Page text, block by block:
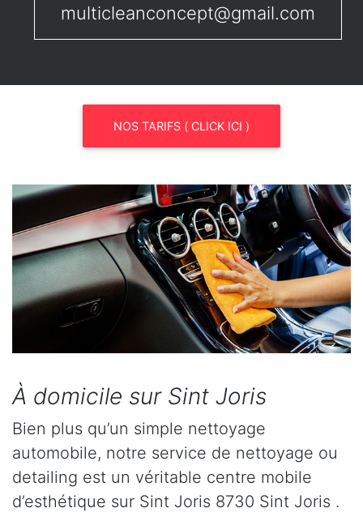
multicleanconcept@gmail.com
NOS TARIFS ( CLICK ICI )
À domicile sur Sint Joris
Bien plus qu’un simple nettoyage
automobile, notre service de nettoyage ou
detailing est un véritable centre mobile
d’esthétique sur Sint Joris 8730 Sint Joris .